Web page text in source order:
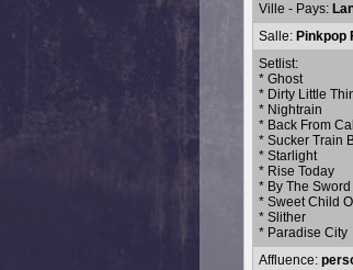
Ville - Pays:
Salle: Pinkpop
Setlist:
* Ghost
* Dirty Little
* Nightrain
* Back From
* Sucker Train
* Starlight
* Rise Today
* By The Sword
* Sweet Child
* Slither
* Paradise City
Affluence: